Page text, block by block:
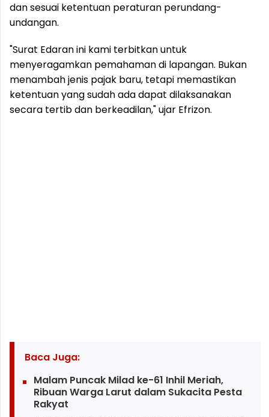
dan sesuai ketentuan peraturan perundang-
undangan.
"Surat Edaran ini kami terbitkan untuk
menyeragamkan pemahaman di lapangan. Bukan
menambah jenis pajak baru, tetapi memastikan
ketentuan yang sudah ada dapat dilaksanakan
secara tertib dan berkeadilan," ujar Efrizon.
Baca Juga:
Malam Puncak Milad ke-61 Inhil Meriah,
Ribuan Warga Larut dalam Sukacita Pesta
Rakyat